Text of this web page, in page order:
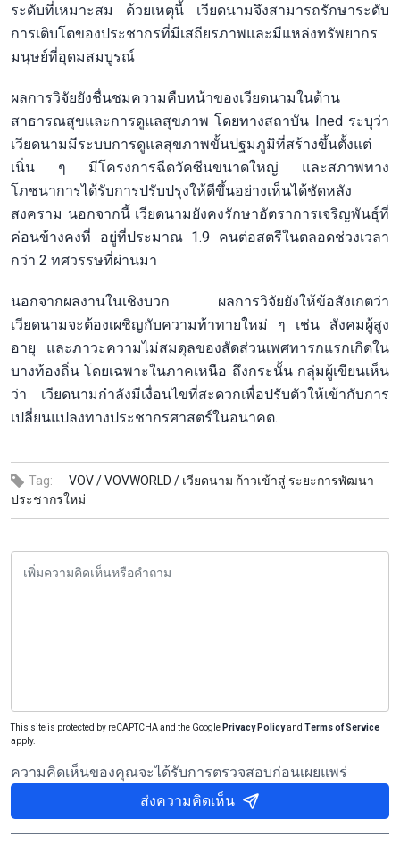
ระดับที่เหมาะสม ด้วยเหตุนี้ เวียดนามจึงสามารถรักษาระดับ
การเติบโตของประชากรที่มีเสถียรภาพและมีแหล่งทรัพยากร
มนุษย์ที่อุดมสมบูรณ์
ผลการวิจัยยังชื่นชมความคืบหน้าของเวียดนามในด้าน
สาธารณสุขและการดูแลสุขภาพ โดยทางสถาบัน Ined ระบุว่า
เวียดนามมีระบบการดูแลสุขภาพขั้นปฐมภูมิที่สร้างขึ้นตั้งแต่
เนิ่น ๆ มีโครงการฉีดวัคซีนขนาดใหญ่ และสภาพทาง
โภชนาการได้รับการปรับปรุงให้ดีขึ้นอย่างเห็นได้ชัดหลัง
สงคราม นอกจากนี้ เวียดนามยังคงรักษาอัตราการเจริญพันธุ์ที่
ค่อนข้างคงที่ อยู่ที่ประมาณ 1.9 คนต่อสตรีในตลอดช่วงเวลา
กว่า 2 ทศวรรษที่ผ่านมา
นอกจากผลงานในเชิงบวก ผลการวิจัยยังให้ข้อสังเกตว่า
เวียดนามจะต้องเผชิญกับความท้าทายใหม่ ๆ เช่น สังคมผู้สูง
อายุ และภาวะความไม่สมดุลของสัดส่วนเพศทารกแรกเกิดใน
บางท้องถิ่น โดยเฉพาะในภาคเหนือ ถึงกระนั้น กลุ่มผู้เขียนเห็น
ว่า เวียดนามกำลังมีเงื่อนไขที่สะดวกเพื่อปรับตัวให้เข้ากับการ
เปลี่ยนแปลงทางประชากรศาสตร์ในอนาคต.
Tag: VOV /VOVWORLD / เวียดนาม ก้าวเข้าสู่ ระยะการพัฒนา
ประชากรใหม่
This site is protected by reCAPTCHA and the Google Privacy Policyand Terms of Service
apply.
ความคิดเห็นของคุณจะได้รับการตรวจสอบก่อนเผยแพร่
ส่งความคิดเห็น